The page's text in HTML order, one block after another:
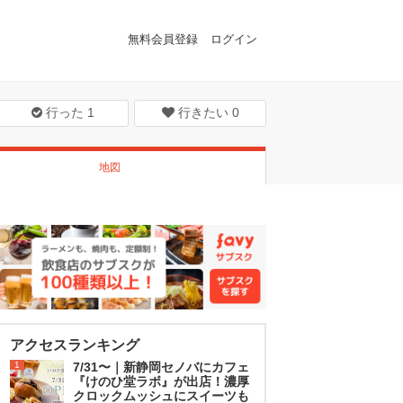
無料会員登録 ログイン
行った 1 行きたい 0
地図
アクセスランキング
1
7/31〜｜新静岡セノバにカフェ
『けのひ堂ラボ』が出店！濃厚
クロックムッシュにスイーツも